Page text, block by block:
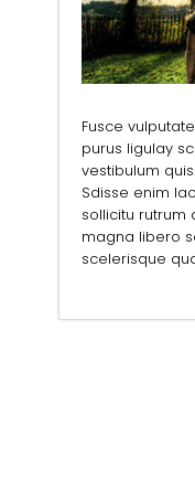
Fusce
purus ligulay
vestibulum
Sdisse enim
sollicitu rutrum
magna libero
scelerisque